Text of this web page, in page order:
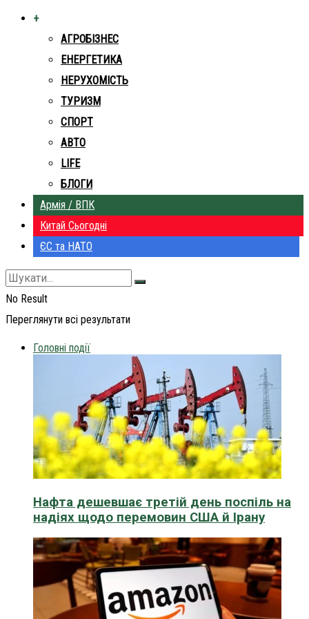
+
АГРОБІЗНЕС
ЕНЕРГЕТИКА
НЕРУХОМІСТЬ
ТУРИЗМ
СПОРТ
АВТО
LIFE
БЛОГИ
Армія / ВПК
Китай Сьогодні
ЄС та НАТО
No Result
Переглянути всі результати
Головні події
Нафта дешевшає третій день поспіль на
надіях щодо перемовин США й Ірану